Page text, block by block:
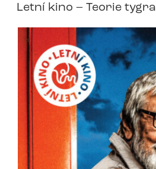
Letní kino – Teorie tygra